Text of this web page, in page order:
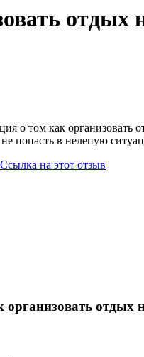
отдых
о том как организовать
попасть в нелепую
Ссылка на этот отзыв
организовать отдых